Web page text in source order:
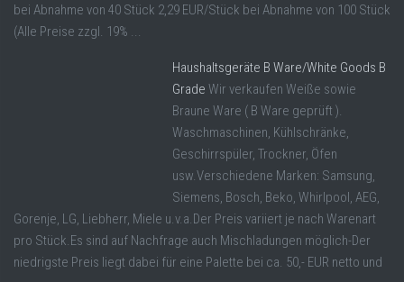
bei Abnahme von 40 Stück 2,29 EUR/Stück bei Abnahme von 100 Stück
(Alle Preise zzgl. 19% ...
Haushaltsgeräte B Ware/White Goods B
Grade Wir verkaufen Weiße sowie
Braune Ware ( B Ware geprüft ).
Waschmaschinen, Kühlschränke,
Geschirrspüler, Trockner, Öfen
usw.Verschiedene Marken: Samsung,
Siemens, Bosch, Beko, Whirlpool, AEG,
Gorenje, LG, Liebherr, Miele u.v.a.Der Preis variiert je nach Warenart
pro Stück.Es sind auf Nachfrage auch Mischladungen möglich-Der
niedrigste Preis liegt dabei für eine Palette bei ca. 50,- EUR netto und